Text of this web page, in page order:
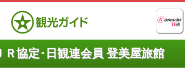
Ｒ協定･日観連会員 登美屋旅館